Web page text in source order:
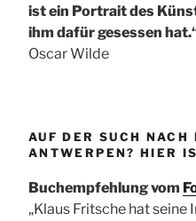
ist ein Portrait des
ihm dafür gesessen
Oscar Wilde
AUF DER SUCH NACH
ANTWERPEN? HIER
Buchempfehlung vom
„Klaus Fritsche hat seine